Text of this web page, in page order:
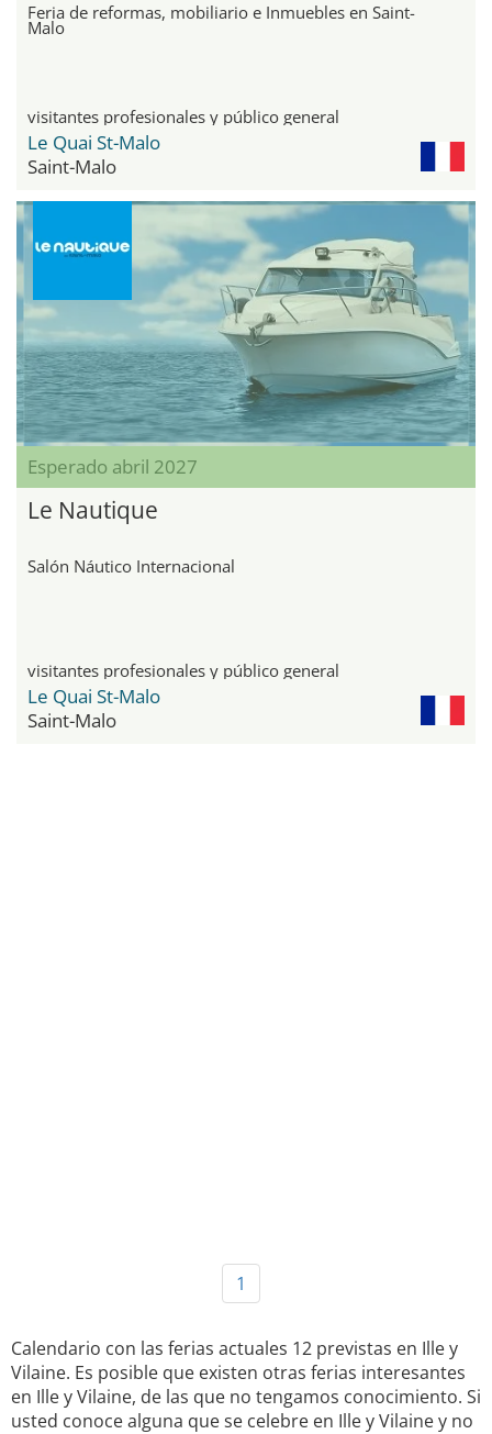
Feria de reformas, mobiliario e Inmuebles en Saint-
Malo
visitantes profesionales y público general
Le Quai St-Malo
Saint-Malo
Esperado abril 2027
Le Nautique
Salón Náutico Internacional
visitantes profesionales y público general
Le Quai St-Malo
Saint-Malo
1
Calendario con las ferias actuales 12 previstas en Ille y
Vilaine. Es posible que existen otras ferias interesantes
en Ille y Vilaine, de las que no tengamos conocimiento. Si
usted conoce alguna que se celebre en Ille y Vilaine y no